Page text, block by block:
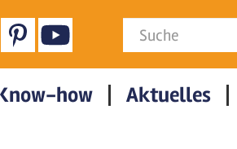
how Aktuelles